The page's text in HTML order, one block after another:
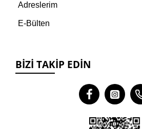
Adreslerim
E-Bülten
BIZI TAKIP EDIN